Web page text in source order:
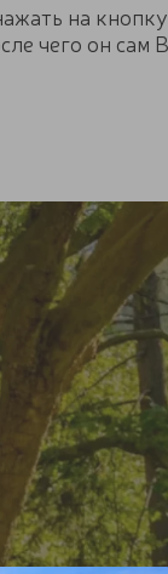
на
чего он сам